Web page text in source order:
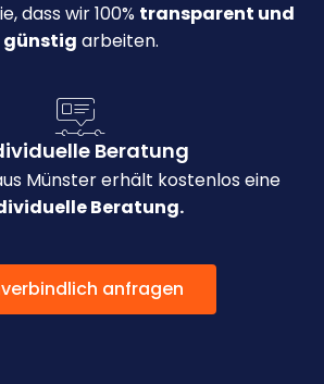
dass wir 100% transparent und
günstig arbeiten.
Beratung
Münster erhält kostenlos eine
Beratung.
anfragen